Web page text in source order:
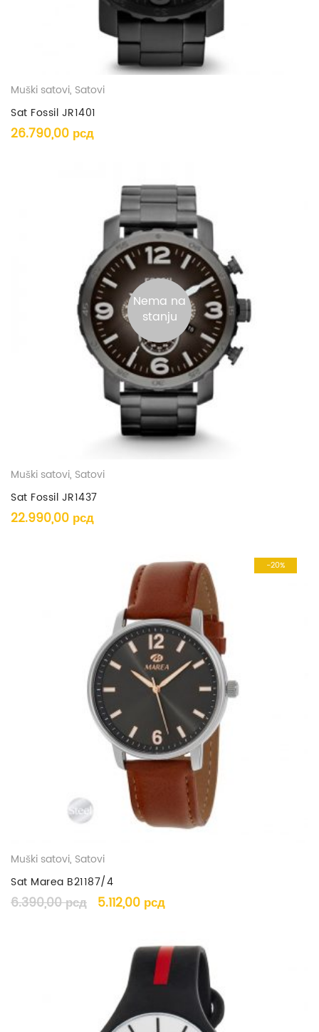
Muški satovi, Satovi
Sat Fossil JR1401
26.790,00 рсд
Nema na
stanju
Muški satovi, Satovi
Sat Fossil JR1437
22.990,00 рсд
-20%
Muški satovi, Satovi
Sat Marea B21187/4
6.390,00рсд 5.112,00 рсд